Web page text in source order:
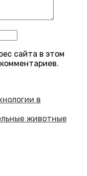
сайта в этом
в
животные